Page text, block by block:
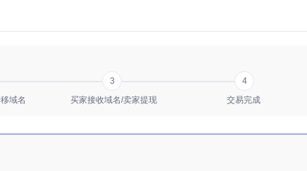
3
4
域名 买家接收域名/卖家提现 交易完成